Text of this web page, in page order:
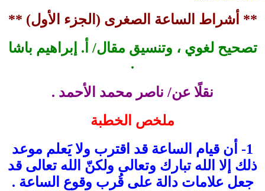
** أشراط الساعة الصغرى (الجزء الأول) **
تصحيح لغوي ، وتنسيق مقال/ أ. إبراهيم باشا
.
نقلًا عن/ ناصر محمد الأحمد .
ملخص الخطبة
1- أن قيام الساعة قد اقترب ولا يَعلم موعد
ذلك إلا الله تبارك وتعالى ولكنّ الله تعالى قد
جعل علامات دالة على قُرب وقوع الساعة .